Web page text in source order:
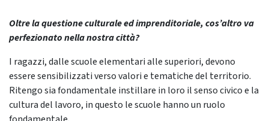
Oltre la questione culturale ed imprenditoriale, cos’altro va
perfezionato nella nostra città?
I ragazzi, dalle scuole elementari alle superiori, devono
essere sensibilizzati verso valori e tematiche del territorio.
Ritengo sia fondamentale instillare in loro il senso civico e la
cultura del lavoro, in questo le scuole hanno un ruolo